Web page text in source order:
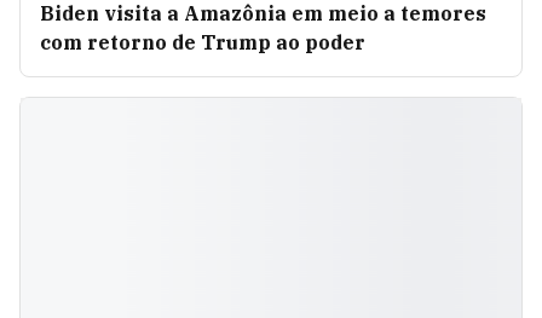
Biden visita a Amazônia em meio a temores
com retorno de Trump ao poder